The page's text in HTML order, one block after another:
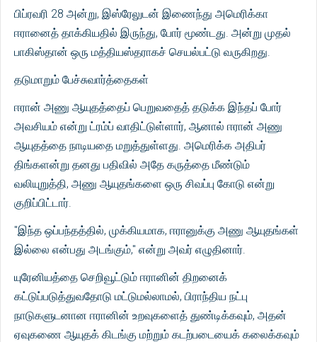
பிப்ரவரி 28 அன்று, இஸ்ரேலுடன் இணைந்து அமெரிக்கா
ஈரானைத் தாக்கியதில் இருந்து, போர் மூண்டது. அன்று முதல்
பாகிஸ்தான் ஒரு மத்தியஸ்தராகச் செயல்பட்டு வருகிறது.
தடுமாறும் பேச்சுவார்த்தைகள்
ஈரான் அணு ஆயுதத்தைப் பெறுவதைத் தடுக்க இந்தப் போர்
அவசியம் என்று ட்ரம்ப் வாதிட்டுள்ளார், ஆனால் ஈரான் அணு
ஆயுதத்தை நாடியதை மறுத்துள்ளது. அமெரிக்க அதிபர்
திங்களன்று தனது பதிவில் அதே கருத்தை மீண்டும்
வலியுறுத்தி, அணு ஆயுதங்களை ஒரு சிவப்பு கோடு என்று
குறிப்பிட்டார்.
"இந்த ஒப்பந்தத்தில், முக்கியமாக, ஈரானுக்கு அணு ஆயுதங்கள்
இல்லை என்பது அடங்கும்," என்று அவர் எழுதினார்.
யுரேனியத்தை செறிவூட்டும் ஈரானின் திறனைக்
கட்டுப்படுத்துவதோடு மட்டுமல்லாமல், பிராந்திய நட்பு
நாடுகளுடனான ஈரானின் உறவுகளைத் துண்டிக்கவும், அதன்
ஏவுகணை ஆயுதக் கிடங்கு மற்றும் கடற்படையைக் கலைக்கவும்